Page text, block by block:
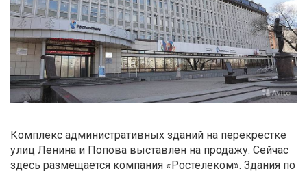
Комплекс административных зданий на перекрестке
улиц Ленина и Попова выставлен на продажу. Сейчас
здесь размещается компания «Ростелеком». Здания по